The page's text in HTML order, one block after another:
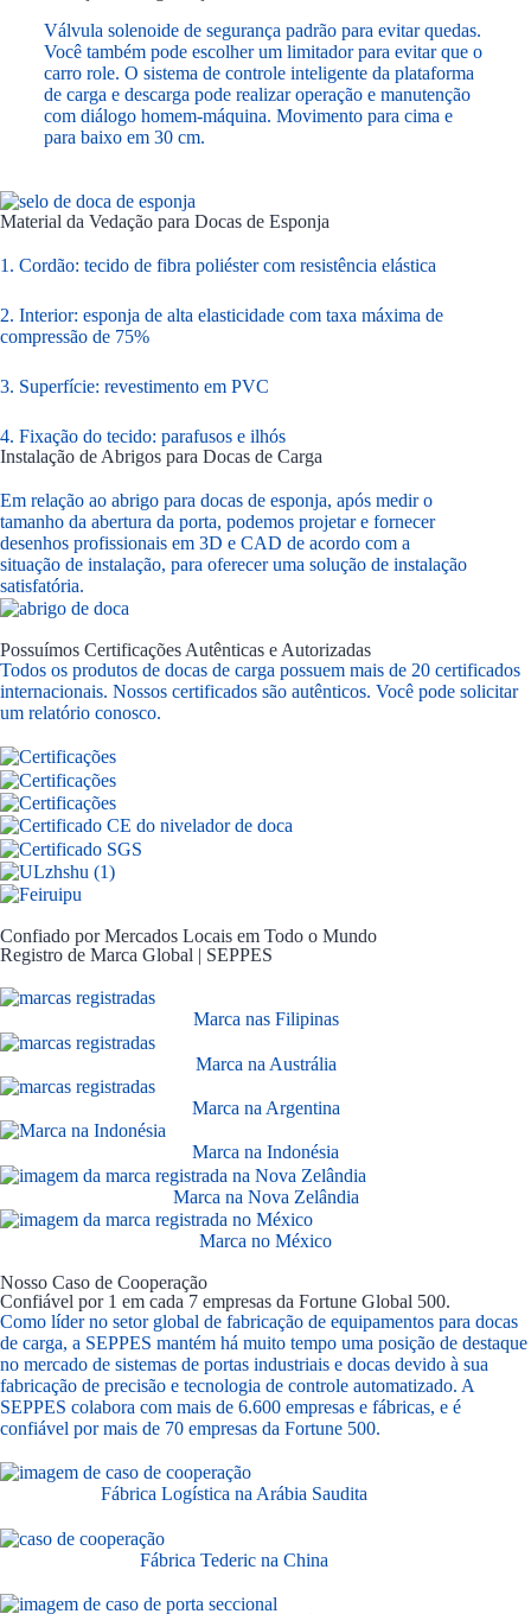
Válvula solenoide de segurança padrão para evitar quedas.
Você também pode escolher um limitador para evitar que o
carro role. O sistema de controle inteligente da plataforma
de carga e descarga pode realizar operação e manutenção
com diálogo homem-máquina. Movimento para cima e
para baixo em 30 cm.
Material da Vedação para Docas de Esponja
1. Cordão: tecido de fibra poliéster com resistência elástica
2. Interior: esponja de alta elasticidade com taxa máxima de
compressão de 75%
3. Superfície: revestimento em PVC
4. Fixação do tecido: parafusos e ilhós
Instalação de Abrigos para Docas de Carga
Em relação ao abrigo para docas de esponja, após medir o
tamanho da abertura da porta, podemos projetar e fornecer
desenhos profissionais em 3D e CAD de acordo com a
situação de instalação, para oferecer uma solução de instalação
satisfatória.
Possuímos Certificações Autênticas e Autorizadas
Todos os produtos de docas de carga possuem mais de 20 certificados
internacionais. Nossos certificados são autênticos. Você pode solicitar
um relatório conosco.
Confiado por Mercados Locais em Todo o Mundo
Registro de Marca Global | SEPPES
Marca nas Filipinas
Marca na Austrália
Marca na Argentina
Marca na Indonésia
Marca na Nova Zelândia
Marca no México
Nosso Caso de Cooperação
Confiável por 1 em cada 7 empresas da Fortune Global 500.
Como líder no setor global de fabricação de equipamentos para docas
de carga, a SEPPES mantém há muito tempo uma posição de destaque
no mercado de sistemas de portas industriais e docas devido à sua
fabricação de precisão e tecnologia de controle automatizado. A
SEPPES colabora com mais de 6.600 empresas e fábricas, e é
confiável por mais de 70 empresas da Fortune 500.
Fábrica Logística na Arábia Saudita
Fábrica Tederic na China